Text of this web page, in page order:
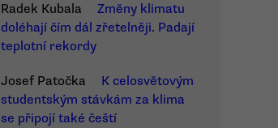
Radek Kubala
Změny klimatu
doléhají čím dál zřetelněji. Padají
teplotní rekordy
Josef Patočka
K celosvětovým
studentským stávkám za klima
se připojí také čeští